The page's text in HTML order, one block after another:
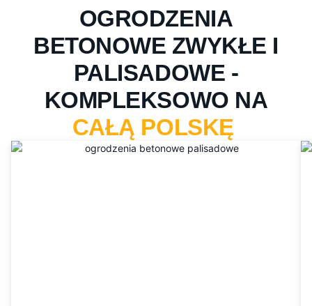
OGRODZENIA
BETONOWE ZWYKŁE I
PALISADOWE -
KOMPLEKSOWO NA
CAŁĄ POLSKĘ